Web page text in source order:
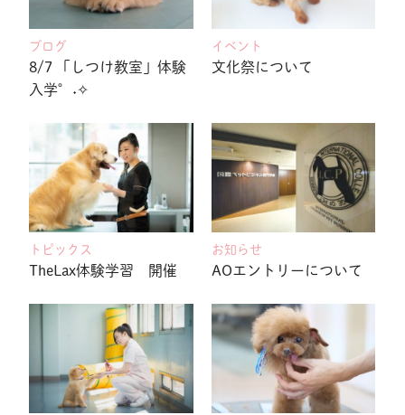
ブログ
8/7 「しつけ教室」体験
入学°˖✧
イベント
文化祭について
トピックス
TheLax体験学習 開催
お知らせ
AOエントリーについて